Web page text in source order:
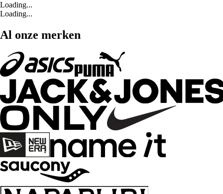
Loading...
Loading...
Al onze merken